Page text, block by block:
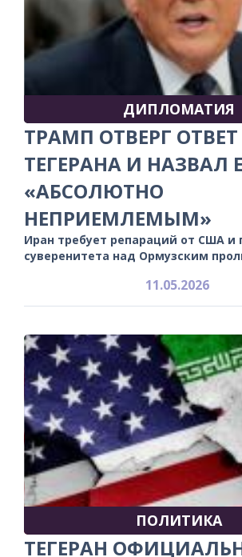
ДИПЛОМАТИЯ
ТРАМП ОТВЕРГ ОТВЕТ
ТЕГЕРАНА И НАЗВАЛ
«АБСОЛЮТНО
НЕПРИЕМЛЕМЫМ»
Иран требует репараций от США и
суверенитета над Ормузским
11.05.2026
ПОЛИТИКА
ТЕГЕРАН